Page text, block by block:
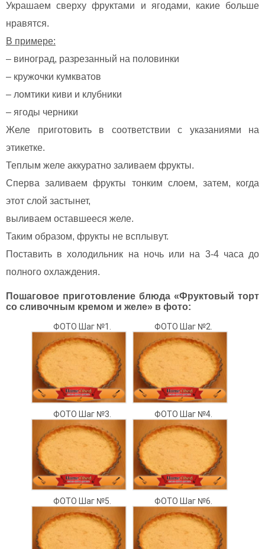
Украшаем сверху фруктами и ягодами, какие больше
нравятся.
В примере:
– виноград, разрезанный на половинки
– кружочки кумкватов
– ломтики киви и клубники
– ягоды черники
Желе приготовить в соответствии с указаниями на
этикетке.
Теплым желе аккуратно заливаем фрукты.
Сперва заливаем фрукты тонким слоем, затем, когда
этот слой застынет,
выливаем оставшееся желе.
Таким образом, фрукты не всплывут.
Поставить в холодильник на ночь или на 3-4 часа до
полного охлаждения.
Пошаговое приготовление блюда «Фруктовый торт
со сливочным кремом и желе» в фото:
ФОТО Шаг №1. ФОТО Шаг №2.
ФОТО Шаг №3. ФОТО Шаг №4.
ФОТО Шаг №5. ФОТО Шаг №6.